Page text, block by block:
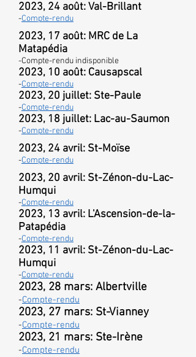
2023, 24 août: Val-Brillant
-Compte-rendu
2023, 17 août: MRC de La
Matapédia
-Compte-rendu indisponible
2023, 10 août: Causapscal
-Compte-rendu
2023, 20 juillet: Ste-Paule
-Compte-rendu
2023, 18 juillet: Lac-au-Saumon
-Compte-rendu
2023, 24 avril: St-Moïse
-Compte-rendu
2023, 20 avril: St-Zénon-du-Lac-
Humqui
-Compte-rendu
2023, 13 avril: L'Ascension-de-la-
Patapédia
-Compte-rendu
2023, 11 avril: St-Zénon-du-Lac-
Humqui
-Compte-rendu
2023, 28 mars: Albertville
-Compte-rendu
2023, 27 mars: St-Vianney
-Compte-rendu
2023, 21 mars: Ste-Irène
-Compte-rendu